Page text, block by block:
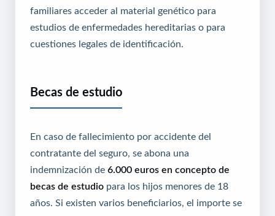
familiares acceder al material genético para
estudios de enfermedades hereditarias o para
cuestiones legales de identificación.
Becas de estudio
En caso de fallecimiento por accidente del
contratante del seguro, se abona una
indemnización de 6.000 euros en concepto de
becas de estudio para los hijos menores de 18
años. Si existen varios beneficiarios, el importe se